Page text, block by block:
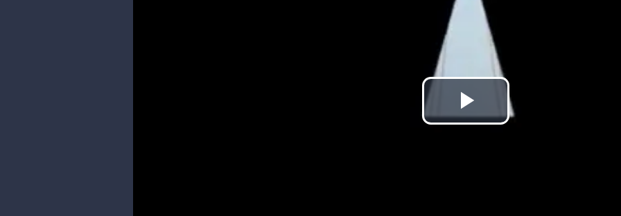
Ñoc